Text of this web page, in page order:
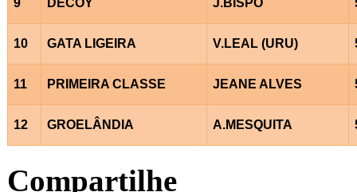
10 GATA LIGEIRA V.LEAL (URU)
11 PRIMEIRA CLASSE JEANE ALVES
12 GROELÂNDIA A.MESQUITA
Compartilhe